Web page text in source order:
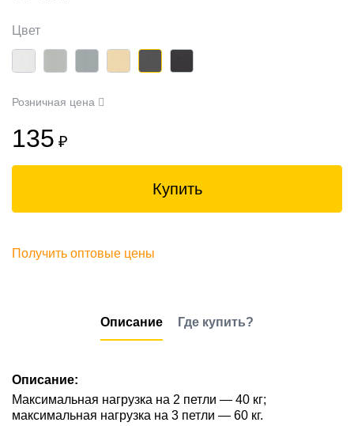
Цвет
Розничная цена
135 ₽
Купить
Получить оптовые цены
Описание Где купить?
Описание:
Максимальная нагрузка на 2 петли — 40 кг;
максимальная нагрузка на 3 петли — 60 кг.